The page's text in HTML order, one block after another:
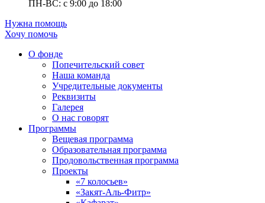
ПН-ВС: с 9:00 до 18:00
Нужна помощь
Хочу помочь
О фонде
Попечительский совет
Наша команда
Учредительные документы
Реквизиты
Галерея
О нас говорят
Программы
Вещевая программа
Образовательная программа
Продовольственная программа
Проекты
«7 колосьев»
«Закят-Аль-Фитр»